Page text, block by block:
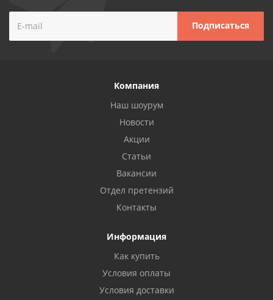
Компания
Наш шоурум
Новости
Акции
Статьи
Вакансии
Отдел претензий
Контакты
Информация
Как купить
Условия оплаты
Условия доставки